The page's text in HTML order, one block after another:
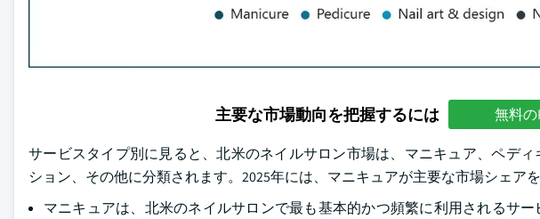
主要な市場動向を把握するには 無料の
サービスタイプ別に見ると、北米のネイルサロン市場は、マニキュア、ペデ
ション、その他に分類されます。2025年には、マニキュアが主要な市場シェア
マニキュアは、北米のネイルサロンで最も基本的かつ頻繁に利用されるサ